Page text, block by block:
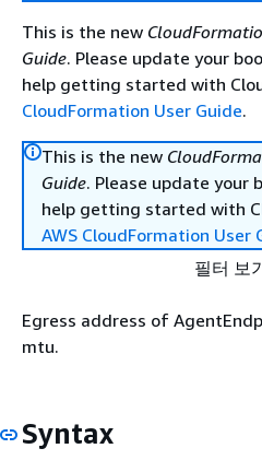
This is the new
Guide. Please update your
help getting started with
CloudFormation User Guide.
This is the new
Guide. Please update your
help getting started with
AWS CloudFormation User
필터 보
Egress address of
mtu.
Syntax